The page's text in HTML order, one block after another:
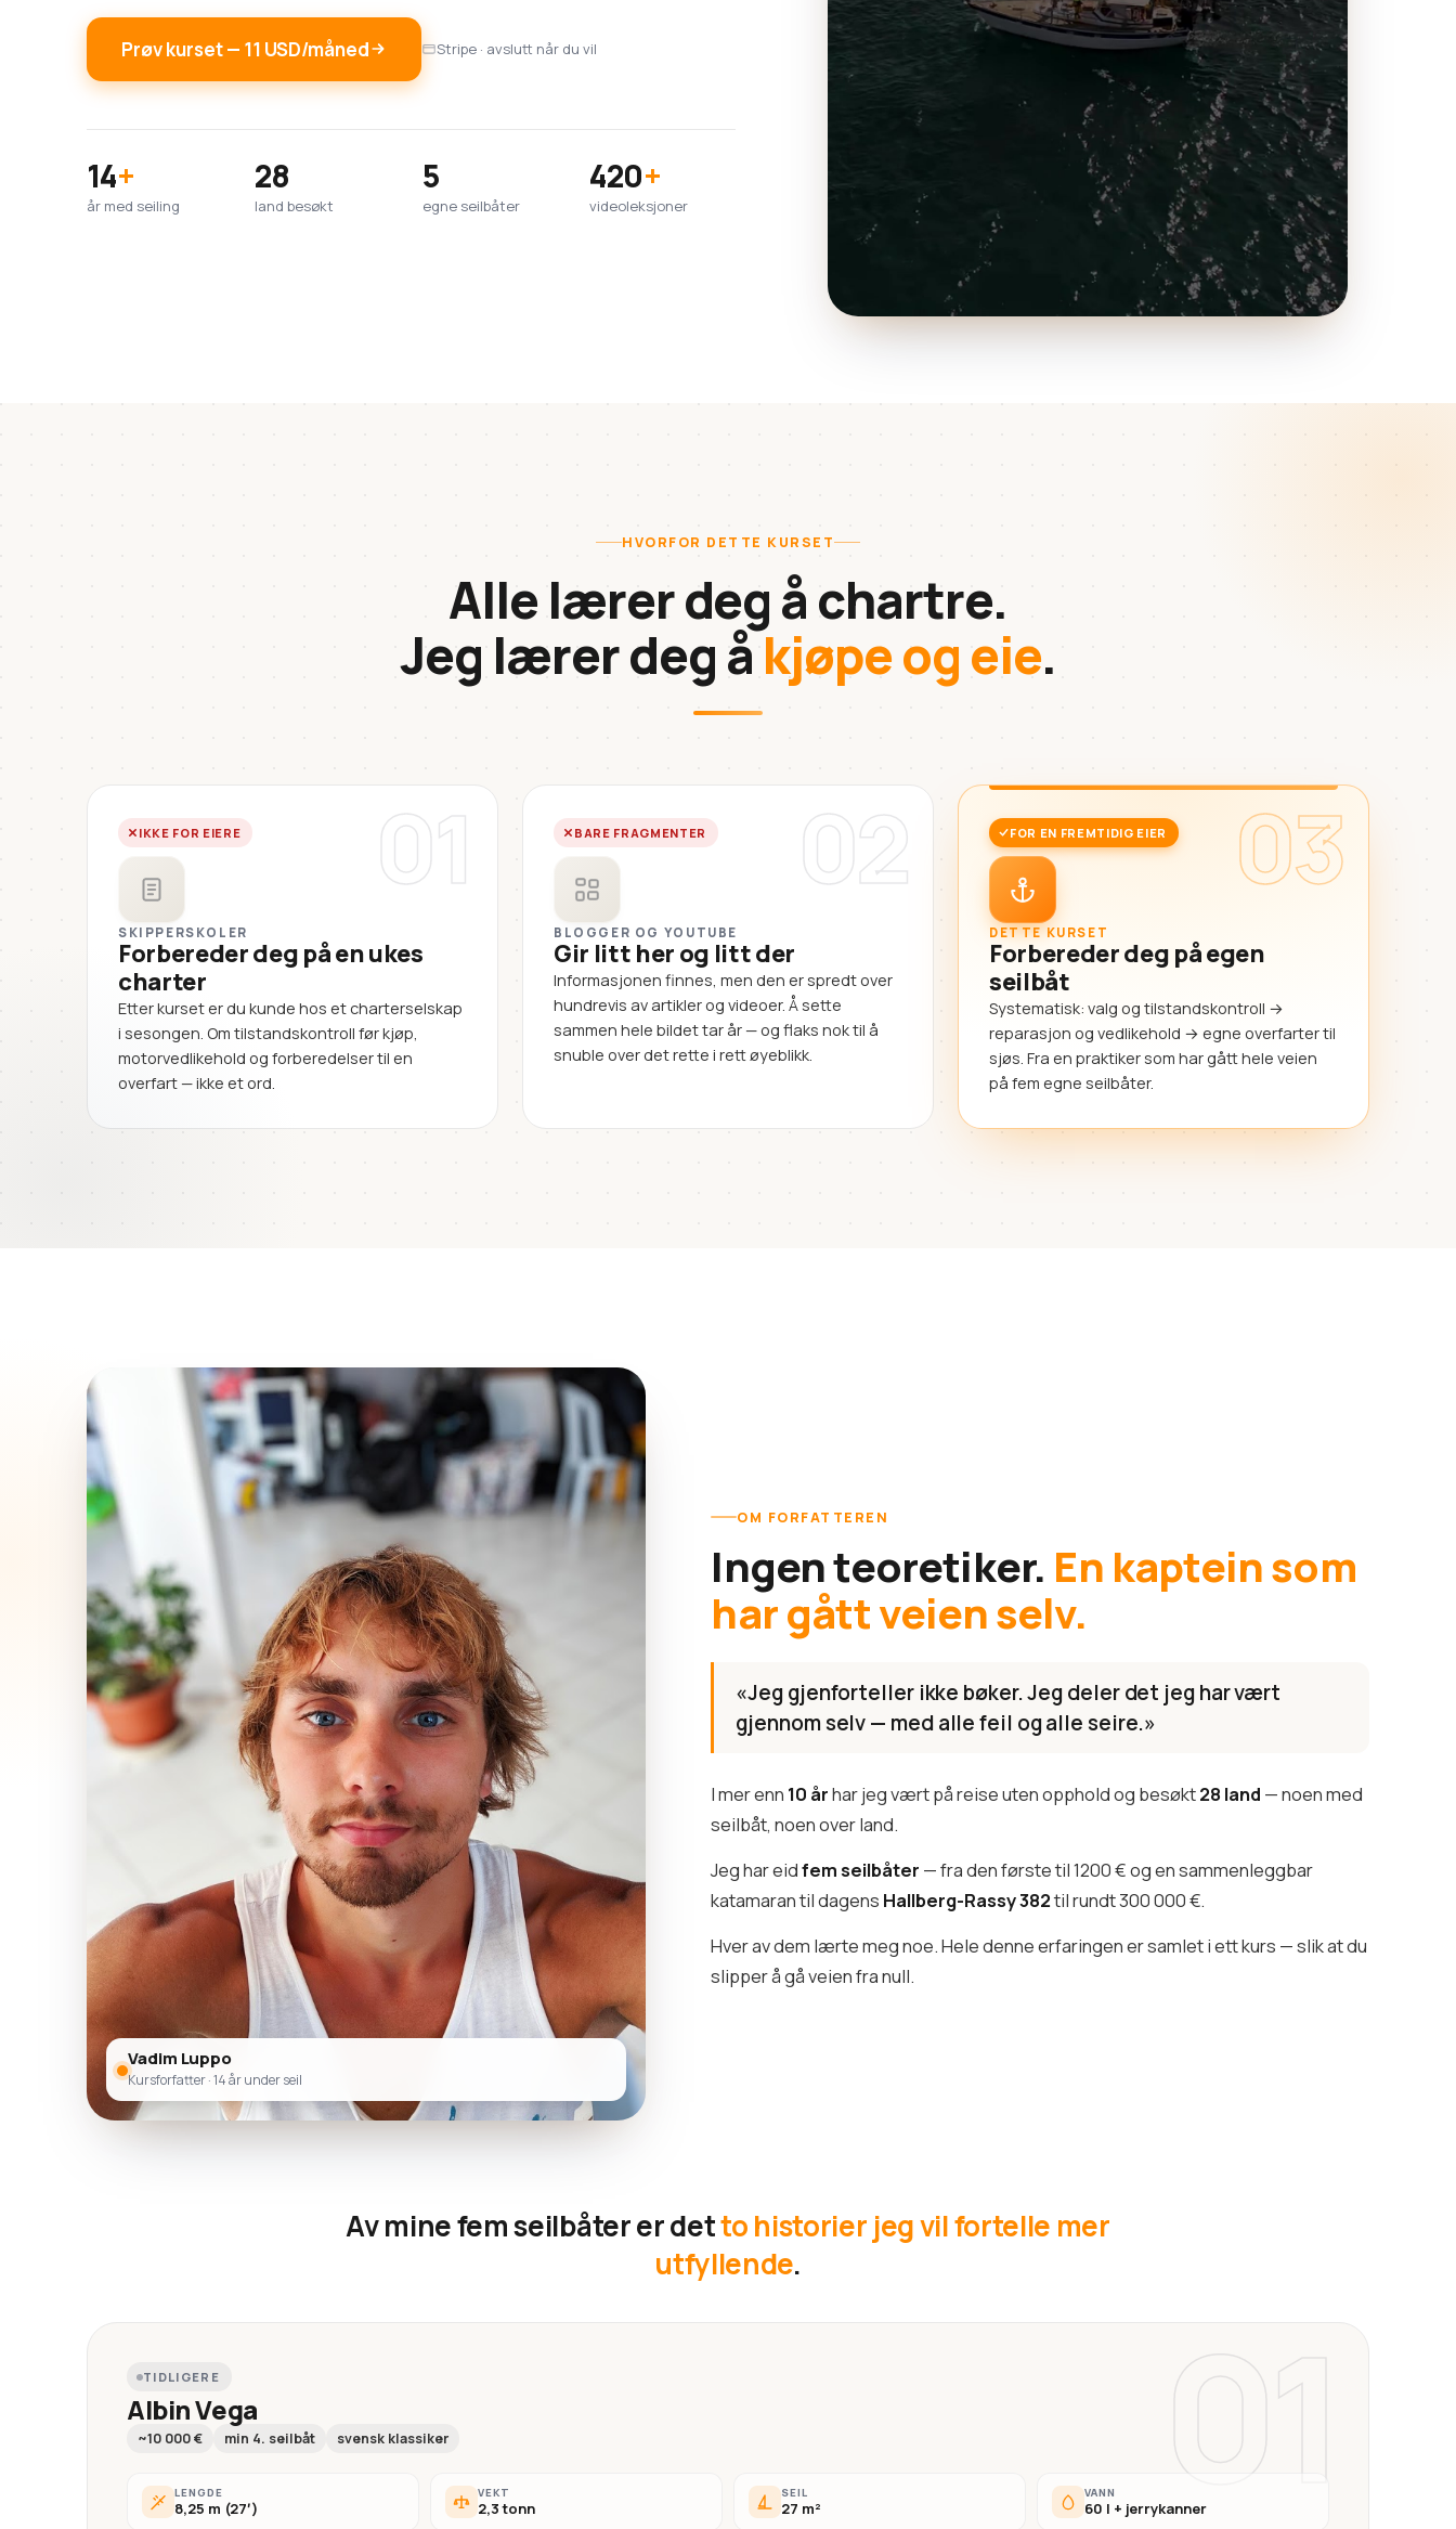
Prøv kurset — 11 USD/måned Stripe · avslutt når du vil
14+
år med seiling
28
land besøkt
5
egne seilbåter
420+
videoleksjoner
HVORFOR DETTE KURSET
Alle lærer deg å chartre.
Jeg lærer deg åkjøpe og eie.
01
IKKE FOR EIERE
SKIPPERSKOLER
Forbereder deg på en ukes
charter
Etter kurset er du kunde hos et charterselskap
i sesongen. Om tilstandskontroll før kjøp,
motorvedlikehold og forberedelser til en
overfart — ikke et ord.
02
BARE FRAGMENTER
BLOGGER OG YOUTUBE
Gir litt her og litt der
Informasjonen finnes, men den er spredt over
hundrevis av artikler og videoer. Å sette
sammen hele bildet tar år — og flaks nok til å
snuble over det rette i rett øyeblikk.
03
FOR EN FREMTIDIG EIER
DETTE KURSET
Forbereder deg på egen
seilbåt
Systematisk: valg og tilstandskontroll →
reparasjon og vedlikehold → egne overfarter til
sjøs. Fra en praktiker som har gått hele veien
på fem egne seilbåter.
Vadim Luppo
Kursforfatter · 14 år under seil
OM FORFATTEREN
Ingen teoretiker. En kaptein som
har gått veien selv.
«Jeg gjenforteller ikke bøker. Jeg deler det jeg har vært
gjennom selv — med alle feil og alle seire.»
I mer enn 10 århar jeg vært på reise uten opphold og besøkt28 land — noen med
seilbåt, noen over land.
Jeg har eidfem seilbåter — fra den første til 1200 € og en sammenleggbar
katamaran til dagens Hallberg-Rassy 382til rundt 300 000 €.
Hver av dem lærte meg noe. Hele denne erfaringen er samlet i ett kurs — slik at du
slipper å gå veien fra null.
Av mine fem seilbåter er detto historier jeg vil fortelle mer
utfyllende.
01
TIDLIGERE
Albin Vega
~10 000 € min 4. seilbåt svensk klassiker
LENGDE
8,25 m (27′)
VEKT
2,3 tonn
SEIL
27 m²
VANN
60 l + jerrykanner